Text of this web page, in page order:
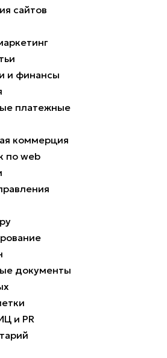
сайтов
и финансы
платежные
коммерция
по web
документы
и PR